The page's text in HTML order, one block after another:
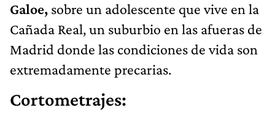
Galoe, sobre un adolescente que vive en la
Cañada Real, un suburbio en las afueras de
Madrid donde las condiciones de vida son
extremadamente precarias.
Cortometrajes: